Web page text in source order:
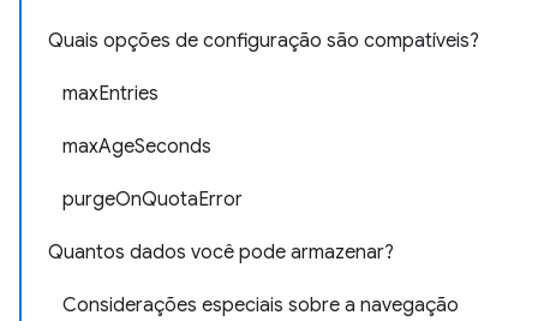
Quais opções de configuração são compatíveis?
maxEntries
maxAgeSeconds
purgeOnQuotaError
Quantos dados você pode armazenar?
Considerações especiais sobre a navegação